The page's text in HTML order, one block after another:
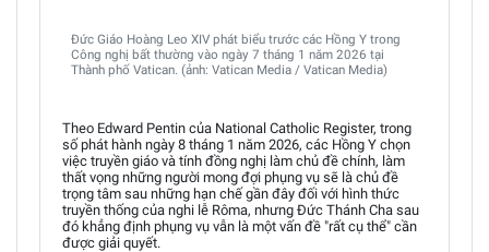
Đức Giáo Hoàng Leo XIV phát biểu trước các Hồng Y trong
Công nghị bất thường vào ngày 7 tháng 1 năm 2026 tại
Thành phố Vatican. (ảnh: Vatican Media / Vatican Media)
Theo Edward Pentin của National Catholic Register, trong
số phát hành ngày 8 tháng 1 năm 2026, các Hồng Y chọn
việc truyền giáo và tính đồng nghị làm chủ đề chính, làm
thất vọng những người mong đợi phụng vụ sẽ là chủ đề
trọng tâm sau những hạn chế gần đây đối với hình thức
truyền thống của nghi lễ Rôma, nhưng Đức Thánh Cha sau
đó khẳng định phụng vụ vẫn là một vấn đề "rất cụ thể" cần
được giải quyết.